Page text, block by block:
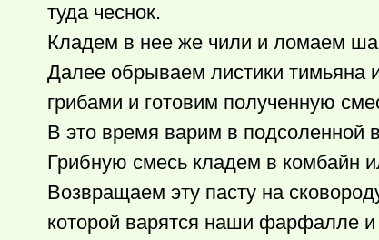
туда чеснок.
Кладем в нее же чили и ломаем
Далее обрываем листики тимьяна
грибами и готовим полученную
В это время варим в подсоленной
Грибную смесь кладем в комбайн
Возвращаем эту пасту на
которой варятся наши фарфалле